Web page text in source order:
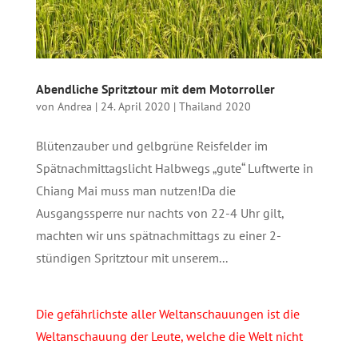
Abendliche Spritztour mit dem Motorroller
von Andrea | 24. April 2020 | Thailand 2020
Blütenzauber und gelbgrüne Reisfelder im
Spätnachmittagslicht Halbwegs „gute“ Luftwerte in
Chiang Mai muss man nutzen!Da die
Ausgangssperre nur nachts von 22-4 Uhr gilt,
machten wir uns spätnachmittags zu einer 2-
stündigen Spritztour mit unserem...
Die gefährlichste aller Weltanschauungen ist die
Weltanschauung der Leute, welche die Welt nicht